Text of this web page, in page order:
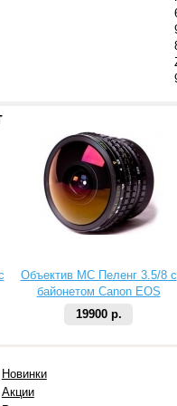
Объектив МС Пеленг 3.5/8 с
байонетом Canon EOS
19900 р.
Новинки
Акции